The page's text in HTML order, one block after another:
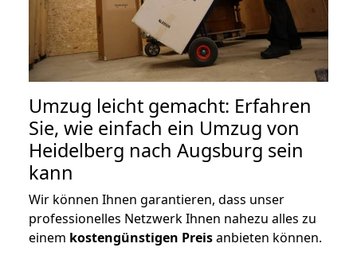
Umzug leicht gemacht: Erfahren
Sie, wie einfach ein Umzug von
Heidelberg nach Augsburg sein
kann
Wir können Ihnen garantieren, dass unser
professionelles Netzwerk Ihnen nahezu alles zu
einem kostengünstigen Preisanbieten können.